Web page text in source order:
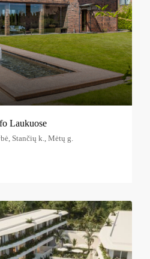
Laukuose
Stančių k., Mėtų g.